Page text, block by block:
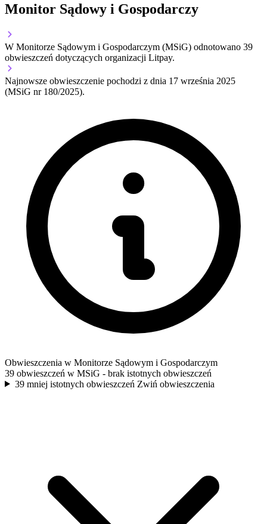
Monitor Sądowy i Gospodarczy
W Monitorze Sądowym i Gospodarczym (MSiG) odnotowano 39
obwieszczeń dotyczących organizacji Litpay.
Najnowsze obwieszczenie pochodzi z dnia 17 września 2025
(MSiG nr 180/2025).
Obwieszczenia w Monitorze Sądowym i Gospodarczym
39 obwieszczeń w MSiG - brak istotnych obwieszczeń
39 mniej istotnych obwieszczeń Zwiń obwieszczenia